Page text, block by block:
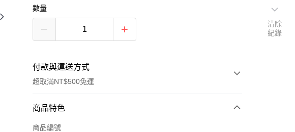
數量
付款與運送方式
超取滿NT$500免運
付款方式
信用卡一次付款
商品特色
商品編號
清除
紀錄